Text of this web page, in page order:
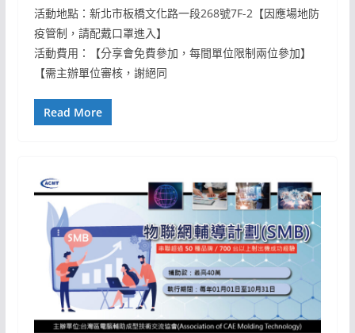
活動地點：新北市板橋文化路一段268號7F-2【因應場地防
疫管制，請配戴口罩進入】
活動費用：【分享會免費參加，每間單位限制兩位參加】
【需主辦單位審核，謝絕同
Read More